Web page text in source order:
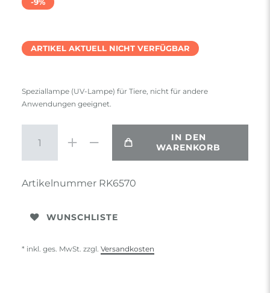
ARTIKEL AKTUELL NICHT VERFÜGBAR
Speziallampe (UV-Lampe) für Tiere, nicht für andere
Anwendungen geeignet.
IN DEN
WARENKORB
Artikelnummer RK6570
WUNSCHLISTE
* inkl. ges. MwSt. zzgl. Versandkosten